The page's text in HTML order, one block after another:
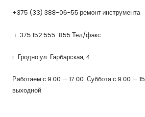
+375 (33) 388-06-55 ремонт инструмента
+ 375 152 555-855 Тел/факс
г. Гродно ул. Гарбарская, 4
Работаем с 9:00 — 17:00 Суббота с 9:00 —
выходной